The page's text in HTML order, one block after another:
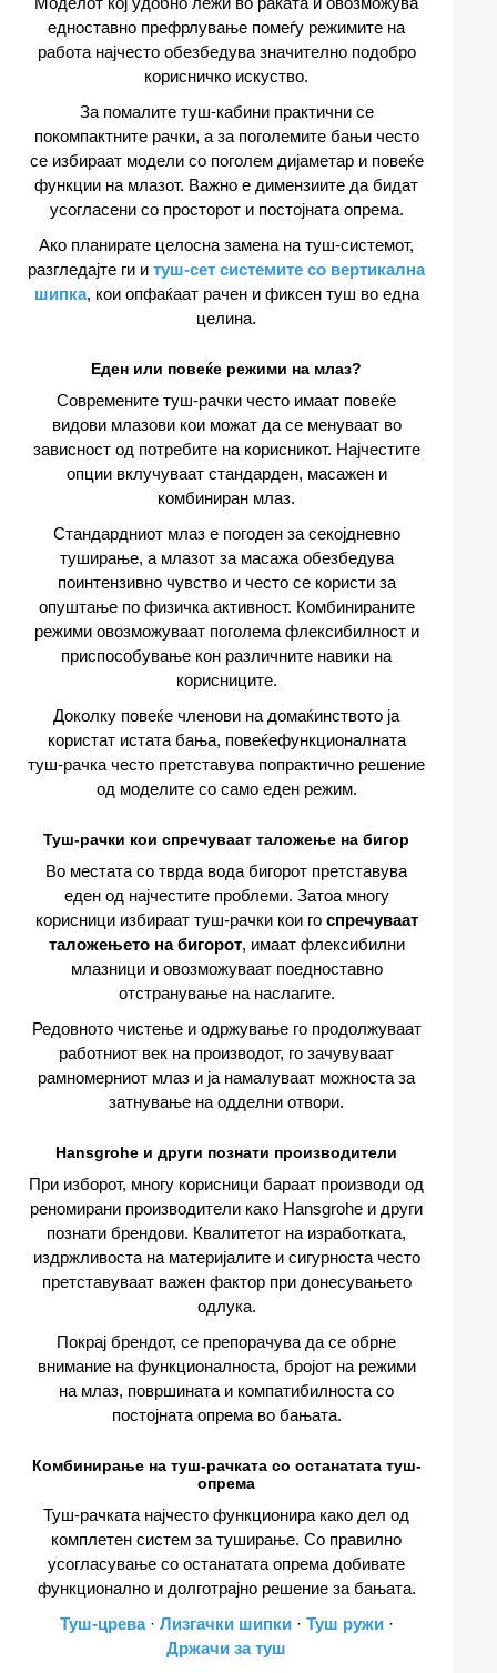
едноставно префрлување помеѓу режимите на
работа најчесто обезбедува значително подобро
корисничко искуство.
За помалите туш-кабини практични се
покомпактните рачки, а за поголемите бањи често
се избираат модели со поголем дијаметар и повеќе
функции на млазот. Важно е димензиите да бидат
усогласени со просторот и постојната опрема.
Ако планирате целосна замена на туш-системот,
разгледајте ги и туш-сет системите со вертикална
шипка, кои опфаќаат рачен и фиксен туш во една
целина.
Еден или повеќе режими на млаз?
Современите туш-рачки често имаат повеќе
видови млазови кои можат да се менуваат во
зависност од потребите на корисникот. Најчестите
опции вклучуваат стандарден, масажен и
комбиниран млаз.
Стандардниот млаз е погоден за секојдневно
туширање, а млазот за масажа обезбедува
поинтензивно чувство и често се користи за
опуштање по физичка активност. Комбинираните
режими овозможуваат поголема флексибилност и
приспособување кон различните навики на
корисниците.
Доколку повеќе членови на домаќинството ја
користат истата бања, повеќефункционалната
туш-рачка често претставува попрактично решение
од моделите со само еден режим.
Туш-рачки кои спречуваат таложење на бигор
Во местата со тврда вода бигорот претставува
еден од најчестите проблеми. Затоа многу
корисници избираат туш-рачки кои го спречуваат
таложењето на бигорот, имаат флексибилни
млазници и овозможуваат поедноставно
отстранување на наслагите.
Редовното чистење и одржување го продолжуваат
работниот век на производот, го зачувуваат
рамномерниот млаз и ја намалуваат можноста за
затнување на одделни отвори.
Hansgrohe и други познати производители
При изборот, многу корисници бараат производи од
реномирани производители како Hansgrohe и други
познати брендови. Квалитетот на изработката,
издржливоста на материјалите и сигурноста често
претставуваат важен фактор при донесувањето
одлука.
Покрај брендот, се препорачува да се обрне
внимание на функционалноста, бројот на режими
на млаз, површината и компатибилноста со
постојната опрема во бањата.
Комбинирање на туш-рачката со останатата туш-
опрема
Туш-рачката најчесто функционира како дел од
комплетен систем за туширање. Со правилно
усогласување со останатата опрема добивате
функционално и долготрајно решение за бањата.
Туш-црева· Лизгачки шипки· Туш ружи·
Држачи за туш